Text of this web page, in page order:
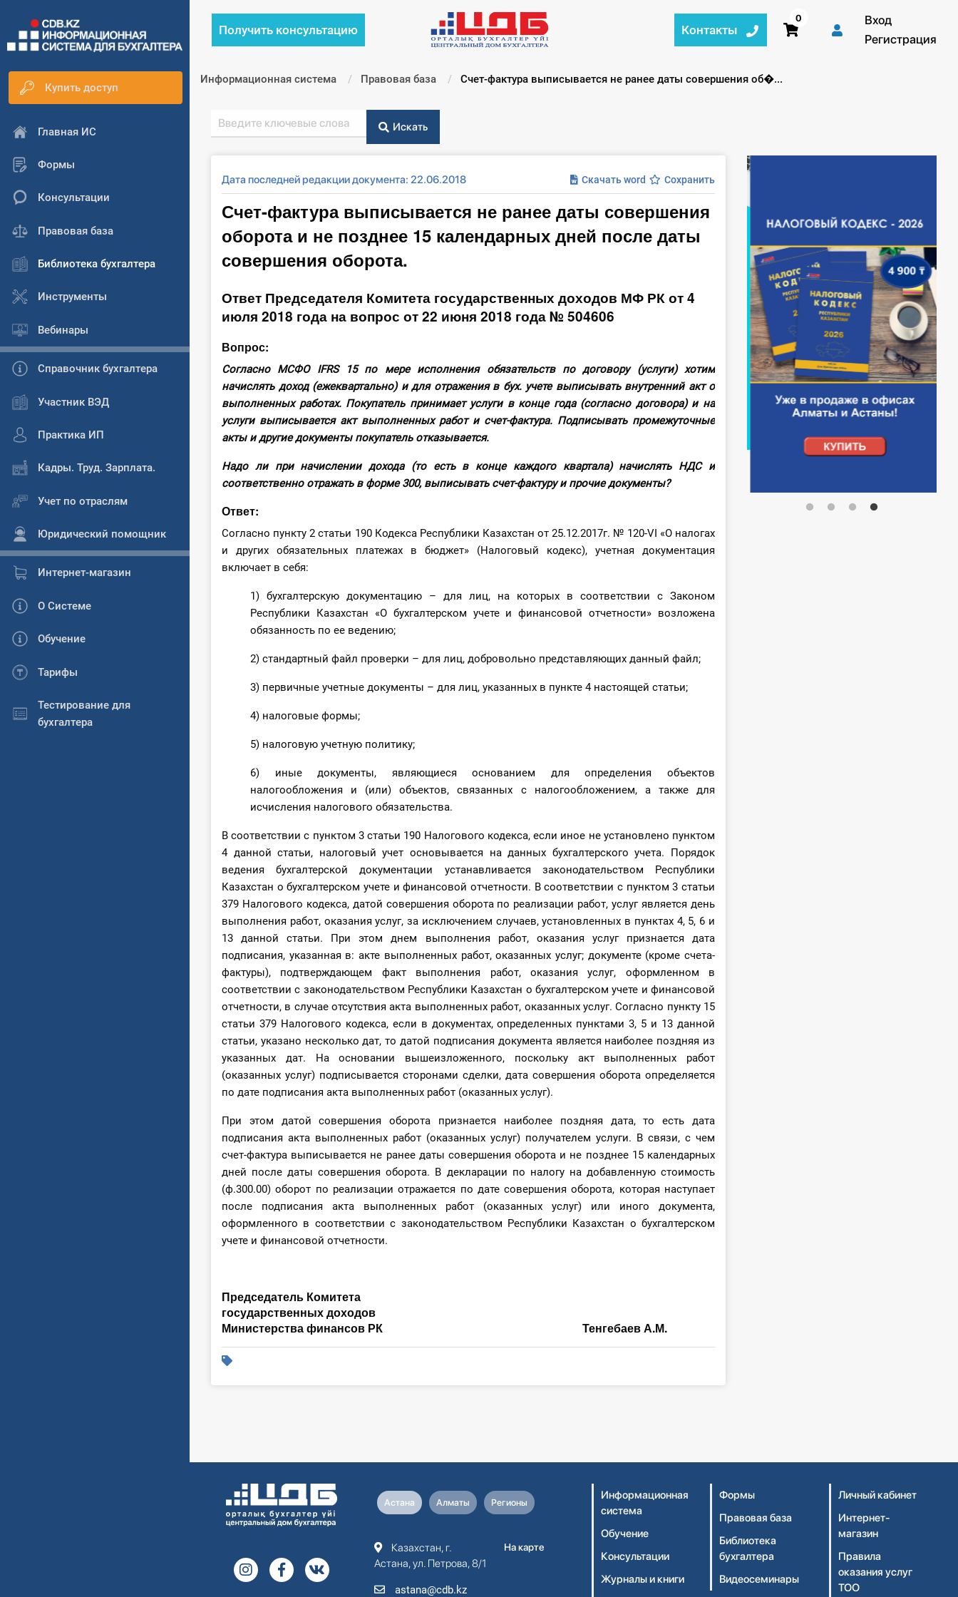
Купить доступ
Главная ИС
Формы
Консультации
Правовая база
Библиотека бухгалтера
Инструменты
Вебинары
Справочник бухгалтера
Участник ВЭД
Практика ИП
Кадры. Труд. Зарплата.
Учет по отраслям
Юридический помощник
Интернет-магазин
О Системе
Обучение
Тарифы
Тестирование для
бухгалтера
Получить консультацию Контакты
0
Вход
Регистрация
Информационная система Правовая база Текущий:
Счет-фактура выписывается не ранее даты совершения об�...
Искать
Дата последней редакции документа: 22.06.2018 Скачать word Сохранить
Счет-фактура выписывается не ранее даты совершения
оборота и не позднее 15 календарных дней после даты
совершения оборота.
Ответ Председателя Комитета государственных доходов МФ РК от 4
июля 2018 года на вопрос от 22 июня 2018 года № 504606
Вопрос:
Согласно МСФО IFRS 15 по мере исполнения обязательств по договору (услуги) хотим
начислять доход (ежеквартально) и для отражения в бух. учете выписывать внутренний акт о
выполненных работах. Покупатель принимает услуги в конце года (согласно договора) и на
услуги выписывается акт выполненных работ и счет-фактура. Подписывать промежуточные
акты и другие документы покупатель отказывается.
Надо ли при начислении дохода (то есть в конце каждого квартала) начислять НДС и
соответственно отражать в форме 300, выписывать счет-фактуру и прочие документы?
Ответ:
Согласно пункту 2 статьи 190 Кодекса Республики Казахстан от 25.12.2017г. № 120-VI «О налогах
и других обязательных платежах в бюджет» (Налоговый кодекс), учетная документация
включает в себя:
1) бухгалтерскую документацию – для лиц, на которых в соответствии с Законом
Республики Казахстан «О бухгалтерском учете и финансовой отчетности» возложена
обязанность по ее ведению;
2) стандартный файл проверки – для лиц, добровольно представляющих данный файл;
3) первичные учетные документы – для лиц, указанных в пункте 4 настоящей статьи;
4) налоговые формы;
5) налоговую учетную политику;
6) иные документы, являющиеся основанием для определения объектов
налогообложения и (или) объектов, связанных с налогообложением, а также для
исчисления налогового обязательства.
В соответствии с пунктом 3 статьи 190 Налогового кодекса, если иное не установлено пунктом
4 данной статьи, налоговый учет основывается на данных бухгалтерского учета. Порядок
ведения бухгалтерской документации устанавливается законодательством Республики
Казахстан о бухгалтерском учете и финансовой отчетности. В соответствии с пунктом 3 статьи
379 Налогового кодекса, датой совершения оборота по реализации работ, услуг является день
выполнения работ, оказания услуг, за исключением случаев, установленных в пунктах 4, 5, 6 и
13 данной статьи. При этом днем выполнения работ, оказания услуг признается дата
подписания, указанная в: акте выполненных работ, оказанных услуг; документе (кроме счета-
фактуры), подтверждающем факт выполнения работ, оказания услуг, оформленном в
соответствии с законодательством Республики Казахстан о бухгалтерском учете и финансовой
отчетности, в случае отсутствия акта выполненных работ, оказанных услуг. Согласно пункту 15
статьи 379 Налогового кодекса, если в документах, определенных пунктами 3, 5 и 13 данной
статьи, указано несколько дат, то датой подписания документа является наиболее поздняя из
указанных дат. На основании вышеизложенного, поскольку акт выполненных работ
(оказанных услуг) подписывается сторонами сделки, дата совершения оборота определяется
по дате подписания акта выполненных работ (оказанных услуг).
При этом датой совершения оборота признается наиболее поздняя дата, то есть дата
подписания акта выполненных работ (оказанных услуг) получателем услуги. В связи, с чем
счет-фактура выписывается не ранее даты совершения оборота и не позднее 15 календарных
дней после даты совершения оборота. В декларации по налогу на добавленную стоимость
(ф.300.00) оборот по реализации отражается по дате совершения оборота, которая наступает
после подписания акта выполненных работ (оказанных услуг) или иного документа,
оформленного в соответствии с законодательством Республики Казахстан о бухгалтерском
учете и финансовой отчетности.
Председатель Комитета
государственных доходов
Министерства финансов РК Тенгебаев А.М.
Астана Алматы Регионы
Казахстан, г.
Астана, ул. Петрова, 8/1
astana@cdb.kz
На карте
Информационная
система
Обучение
Консультации
Журналы и книги
Формы
Правовая база
Библиотека
бухгалтера
Видеосеминары
Личный кабинет
Интернет-
магазин
Правила
оказания услуг
ТОО